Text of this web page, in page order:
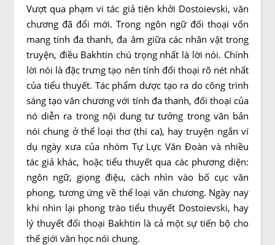
Vượt qua phạm vi tác giả tiên khởi Dostoievski, văn
chương đã đổi mới. Trong ngôn ngữ đối thoại vốn
mang tính đa thanh, đa âm giữa các nhân vật trong
truyện, điều Bakhtin chú trọng nhất là lời nói. Chính
lời nói là đặc trưng tạo nên tính đối thoại rõ nét nhất
của tiểu thuyết. Tác phẩm dược tạo ra do công trình
sáng tạo văn chương với tính đa thanh, đối thoại của
nó diễn ra trong nội dung tư tưởng trong văn bản
nói chung ở thể loại thơ (thi ca), hay truyện ngắn ví
dụ ngày xưa của nhóm Tự Lực Văn Đoàn và nhiều
tác giả khác, hoặc tiểu thuyết qua các phương diện:
ngôn ngữ, giọng điệu, cách nhìn vào bố cục văn
phong, tương ứng về thể loại văn chương. Ngày nay
khi nhìn lại phong trào tiểu thuyết Dostoievski, hay
lý thuyết đối thoại Bakhtin là cả một sự tiến bộ cho
thế giới văn học nói chung.